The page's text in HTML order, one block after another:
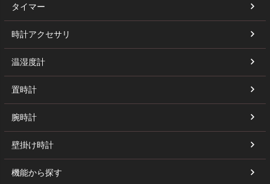
タイマー
時計アクセサリ
温湿度計
置時計
腕時計
壁掛け時計
機能から探す